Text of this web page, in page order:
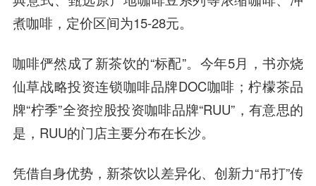
煮咖啡，定价区间为15-28元。
咖啡俨然成了新茶饮的“标配”。今年5月，书亦烧
仙草战略投资连锁咖啡品牌DOC咖啡；柠檬茶品
牌“柠季”全资控股投资咖啡品牌“RUU”，有意思的
是，RUU的门店主要分布在长沙。
凭借自身优势，新茶饮以差异化、创新力“吊打”传